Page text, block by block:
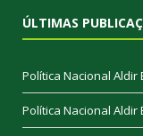
ÚLTIMAS
Política Nacional Aldir
Política Nacional Aldir